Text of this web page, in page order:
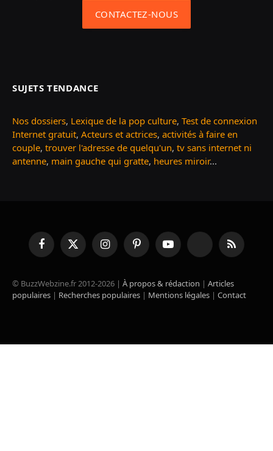
CONTACTEZ-NOUS
SUJETS TENDANCE
Nos dossiers, Lexique de la pop culture, Test de connexion
Internet gratuit, Acteurs et actrices, activités à faire en
couple, trouver l'adresse de quelqu'un, tv sans internet ni
antenne, main gauche qui gratte, heures miroir...
FacebookX
(Twitter)
InstagramPinterestYouTube TikTok RSS
© BuzzWebzine.fr 2012-2026 | À propos & rédaction | Articles
populaires | Recherches populaires | Mentions légales | Contact